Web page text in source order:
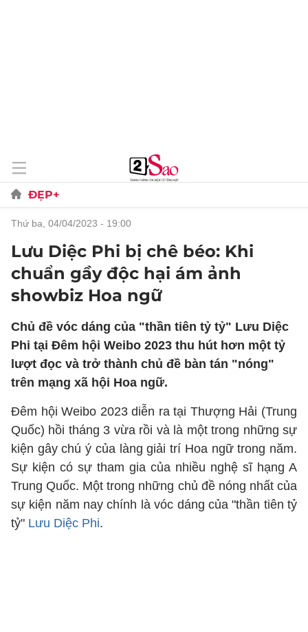
ĐẸP+
thứ ba, 04/04/2023 - 19:00
Lưu Diệc Phi bị chê béo: Khi
chuẩn gầy độc hại ám ảnh
showbiz Hoa ngữ
Chủ đề vóc dáng của "thần tiên tỷ tỷ" Lưu Diệc
Phi tại Đêm hội Weibo 2023 thu hút hơn một tỷ
lượt đọc và trở thành chủ đề bàn tán "nóng"
trên mạng xã hội Hoa ngữ.
Đêm hội Weibo 2023 diễn ra tại Thượng Hải (Trung
Quốc) hồi tháng 3 vừa rồi và là một trong những sự
kiện gây chú ý của làng giải trí Hoa ngữ trong năm.
Sự kiện có sự tham gia của nhiều nghệ sĩ hạng A
Trung Quốc. Một trong những chủ đề nóng nhất của
sự kiện năm nay chính là vóc dáng của "thần tiên tỷ
tỷ" Lưu Diệc Phi.